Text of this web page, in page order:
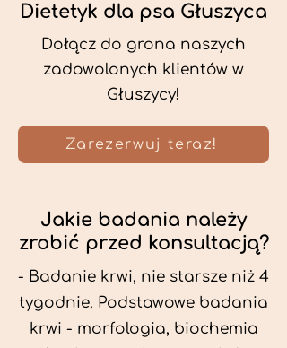
Dietetyk dla psa Głuszyca
Dołącz do grona naszych
zadowolonych klientów w
Głuszycy!
Zarezerwuj teraz!
Jakie badania należy
zrobić przed konsultacją?
- Badanie krwi, nie starsze niż 4
tygodnie. Podstawowe badania
krwi - morfologia, biochemia